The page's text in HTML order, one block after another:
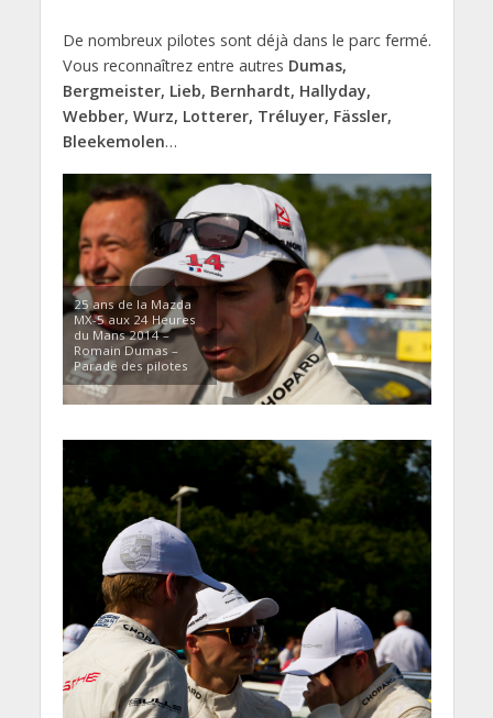
De nombreux pilotes sont déjà dans le parc fermé.
Vous reconnaîtrez entre autres Dumas,
Bergmeister, Lieb, Bernhardt, Hallyday,
Webber, Wurz, Lotterer, Tréluyer, Fässler,
Bleekemolen…
25 ans de la Mazda
MX-5 aux 24 Heures
du Mans 2014 –
Romain Dumas –
Parade des pilotes